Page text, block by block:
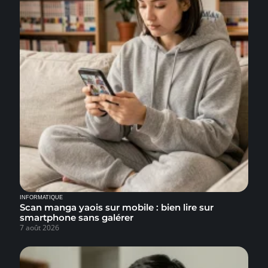
INFORMATIQUE
Scan manga yaois sur mobile : bien lire sur
smartphone sans galérer
7 août 2026